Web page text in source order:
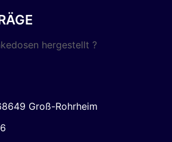
hergestellt ?
Groß-Rohrheim